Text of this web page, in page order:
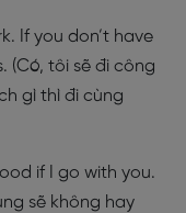
If you don’t have
(Có, tôi sẽ đi công
gì thì đi cùng
if I go with you.
sẽ không hay